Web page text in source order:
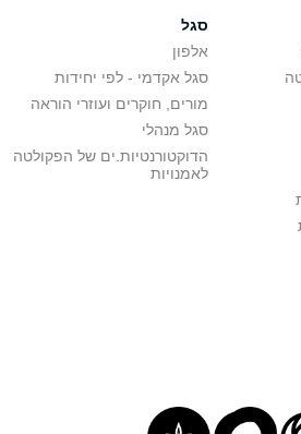
סגל
אלפון
סגל אקדמי - לפי יחידות
מורים, חוקרים ועוזרי הוראה
סגל מנהלי
הדוקטורנטיות.ים של הפקולטה
לאמנויות